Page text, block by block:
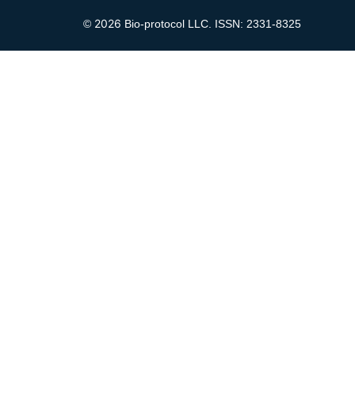
© 2026 Bio-protocol LLC. ISSN: 2331-8325